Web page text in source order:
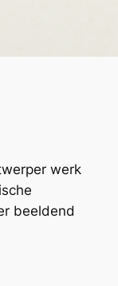
werk
beeldend